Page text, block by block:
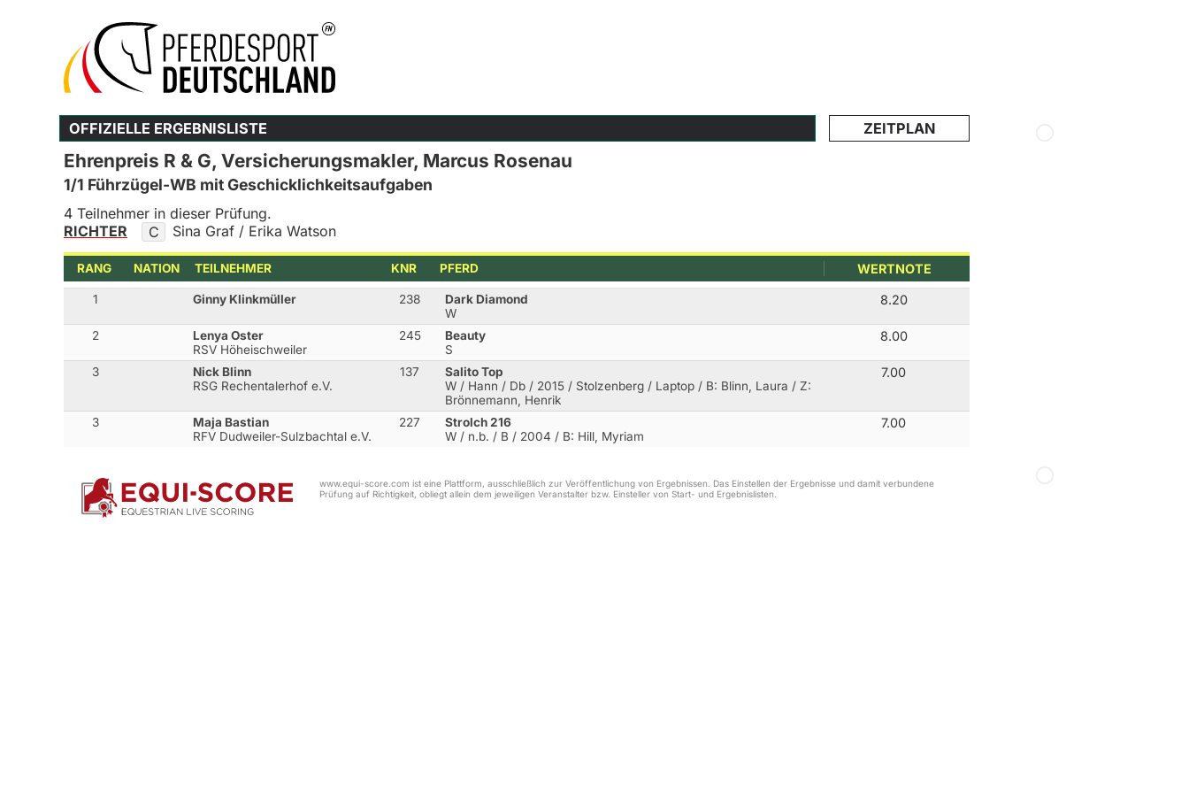
OFFIZIELLE ERGEBNISLISTE ZEITPLAN
Ehrenpreis R & G, Versicherungsmakler, Marcus Rosenau
1/1 Führzügel-WB mit Geschicklichkeitsaufgaben
4 Teilnehmer in dieser Prüfung.
RICHTER
C Sina Graf / Erika Watson
RANG NATION TEILNEHMER KNR PFERD WERTNOTE
1 Ginny Klinkmüller 238
Dark Diamond
W
8.20
2
Lenya Oster
RSV Höheischweiler
245
Beauty
S
8.00
3
Nick Blinn
RSG Rechentalerhof e.V.
137
Salito Top
W / Hann / Db / 2015 / Stolzenberg / Laptop/ B: Blinn, Laura / Z:
Brönnemann, Henrik
7.00
3
Maja Bastian
RFV Dudweiler-Sulzbachtal e.V.
227
Strolch 216
W / n.b. / B / 2004 / B: Hill, Myriam
7.00
www.equi-score.com ist eine Plattform, ausschließlich zur Veröffentlichung von Ergebnissen. Das Einstellen der Ergebnisse und damit verbundene
Prüfung auf Richtigkeit, obliegt allein dem jeweiligen Veranstalter bzw. Einsteller von Start- und Ergebnislisten.